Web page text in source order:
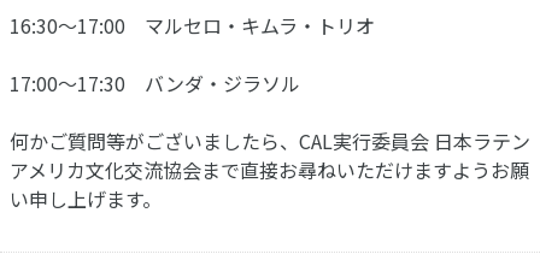
16:30〜17:00 マルセロ・キムラ・トリオ
17:00〜17:30 バンダ・ジラソル
何かご質問等がございましたら、CAL実行委員会 日本ラテン
アメリカ文化交流協会まで直接お尋ねいただけますようお願
い申し上げます。